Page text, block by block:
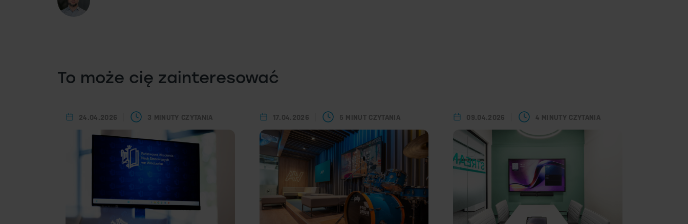
To może cię zainteresować
24.04.2026 3 MINUTY CZYTANIA 17.04.2026 5 MINUT CZYTANIA 09.04.2026 4 MINUTY CZYTANIA